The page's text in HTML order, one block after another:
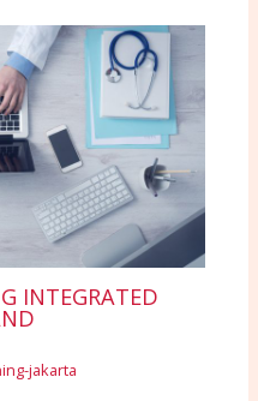
INTEGRATED
jakarta